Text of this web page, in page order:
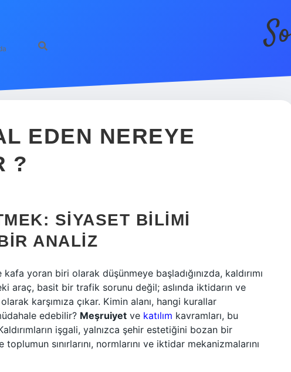
EDEN NEREYE
?
SIYASET BILIMI
ANALIZ
yoran biri olarak düşünmeye başladığınızda, kaldırımı
araç, basit bir trafik sorunu değil; aslında iktidarın ve
karşımıza çıkar. Kimin alanı, hangi kurallar
edebilir? Meşruiyet ve katılım kavramları, bu
işgali, yalnızca şehir estetiğini bozan bir
sınırlarını, normlarını ve iktidar mekanizmalarını